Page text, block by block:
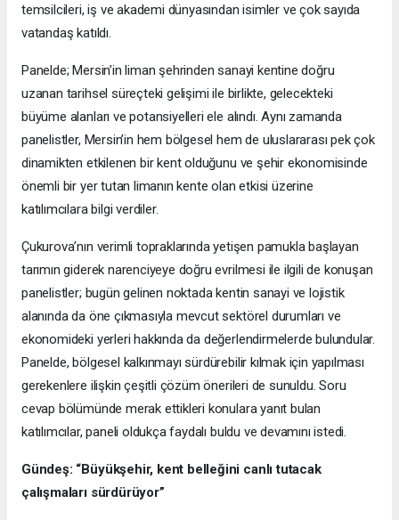
temsilcileri, iş ve akademi dünyasından isimler ve çok sayıda
vatandaş katıldı.
Panelde; Mersin’in liman şehrinden sanayi kentine doğru
uzanan tarihsel süreçteki gelişimi ile birlikte, gelecekteki
büyüme alanları ve potansiyelleri ele alındı. Aynı zamanda
panelistler, Mersin’in hem bölgesel hem de uluslararası pek çok
dinamikten etkilenen bir kent olduğunu ve şehir ekonomisinde
önemli bir yer tutan limanın kente olan etkisi üzerine
katılımcılara bilgi verdiler.
Çukurova’nın verimli topraklarında yetişen pamukla başlayan
tarımın giderek narenciyeye doğru evrilmesi ile ilgili de konuşan
panelistler; bugün gelinen noktada kentin sanayi ve lojistik
alanında da öne çıkmasıyla mevcut sektörel durumları ve
ekonomideki yerleri hakkında da değerlendirmelerde bulundular.
Panelde, bölgesel kalkınmayı sürdürebilir kılmak için yapılması
gerekenlere ilişkin çeşitli çözüm önerileri de sunuldu. Soru
cevap bölümünde merak ettikleri konulara yanıt bulan
katılımcılar, paneli oldukça faydalı buldu ve devamını istedi.
Gündeş: “Büyükşehir, kent belleğini canlı tutacak
çalışmaları sürdürüyor”